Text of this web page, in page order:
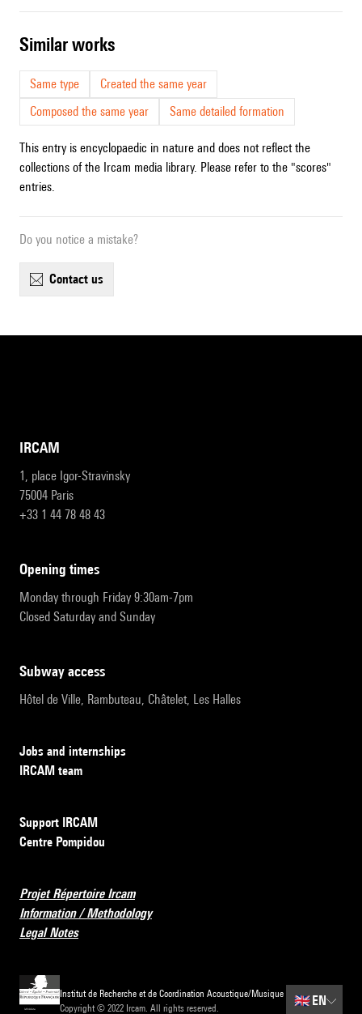
similar works
Same type
Created the same year
Composed the same year
Same detailed formation
This entry is encyclopaedic in nature and does not reflect the
collections of the Ircam media library. Please refer to the "scores"
entries.
Do you notice a mistake?
contact us
IRCAM
1, place Igor-Stravinsky
75004 Paris
+33 1 44 78 48 43
opening times
Monday through Friday 9:30am-7pm
Closed Saturday and Sunday
subway access
Hôtel de Ville, Rambuteau, Châtelet, Les Halles
Jobs and internships
IRCAM team
Support IRCAM
Centre Pompidou
Projet Répertoire Ircam
Information / Methodology
Legal Notes
Institut de Recherche et de Coordination Acoustique/Musique
Copyright © 2022 Ircam. All rights reserved.
🇬🇧 EN